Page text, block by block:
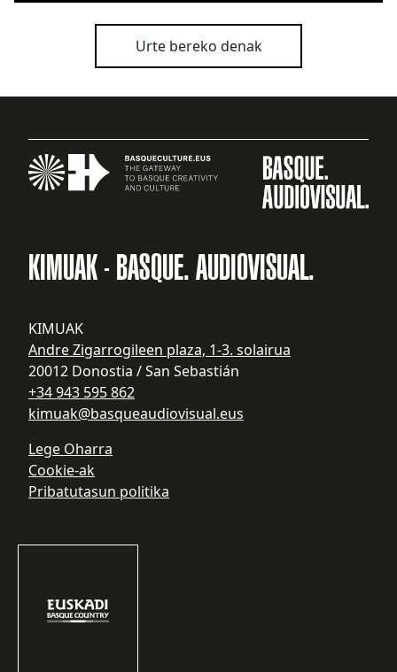
Urte bereko denak
KIMUAK - BASQUE. AUDIOVISUAL.
KIMUAK
Andre Zigarrogileen plaza, 1-3. solairua
20012 Donostia / San Sebastián
+34 943 595 862
kimuak@basqueaudiovisual.eus
Lege Oharra
Cookie-ak
Pribatutasun politika